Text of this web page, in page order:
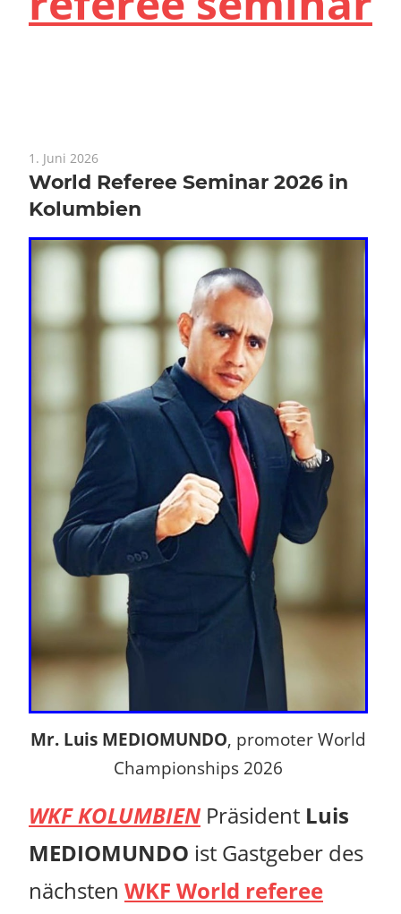
1. Juni 2026
World Referee Seminar 2026 in
Kolumbien
Mr. Luis MEDIOMUNDO, promoter World
Championships 2026
WKF KOLUMBIENPräsident Luis
MEDIOMUNDO ist Gastgeber des
nächsten WKF World referee